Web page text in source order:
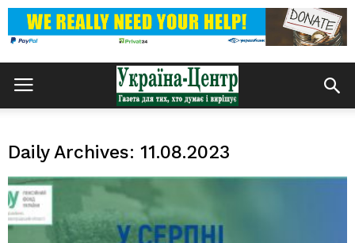
Daily Archives: 11.08.2023